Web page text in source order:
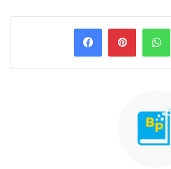
Facebook